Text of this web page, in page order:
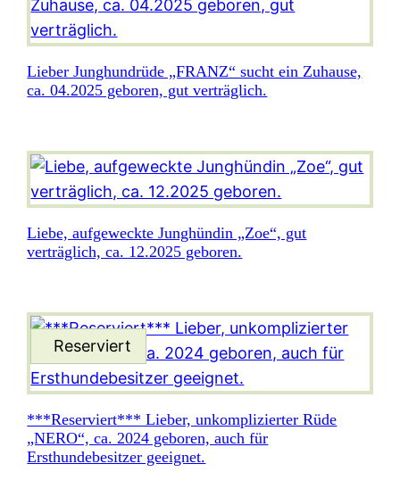
Lieber Junghundrüde „FRANZ“ sucht ein Zuhause,
ca. 04.2025 geboren, gut verträglich.
Liebe, aufgeweckte Junghündin „Zoe“, gut
verträglich, ca. 12.2025 geboren.
***Reserviert*** Lieber, unkomplizierter Rüde
„NERO“, ca. 2024 geboren, auch für
Ersthundebesitzer geeignet.